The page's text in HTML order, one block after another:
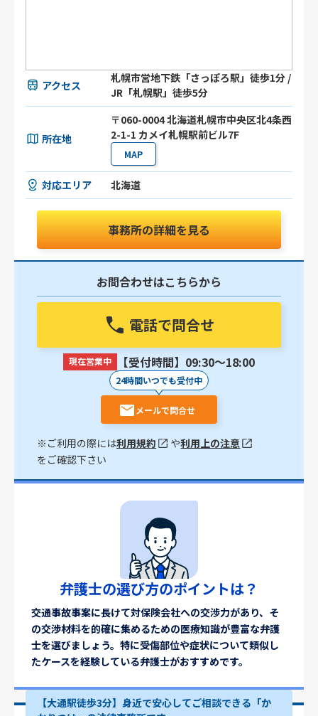
アクセス
札幌市営地下鉄「さっぽろ駅」徒歩1分 /
JR「札幌駅」徒歩5分
所在地
〒060-0004 北海道札幌市中央区北4条西
2-1-1 カメイ札幌駅前ビル7F
MAP
対応エリア 北海道
事務所の詳細を見る
お問合わせはこちらから
電話で問合せ
現在営業中 【受付時間】09:30〜18:00
24時間いつでも受付中
メールで問合せ
※ご利用の際には利用規約 や利用上の注意
をご確認下さい
弁護士の選び方のポイントは？
交通事故事案に長けて対保険会社への交渉力があり、そ
の交渉材料を的確に集めるための医療知識が豊富な弁護
士を選びましょう。特に受傷部位や症状について類似し
たケースを経験している弁護士がおすすめです。
【大通駅徒歩3分】身近で安心してご相談できる「か